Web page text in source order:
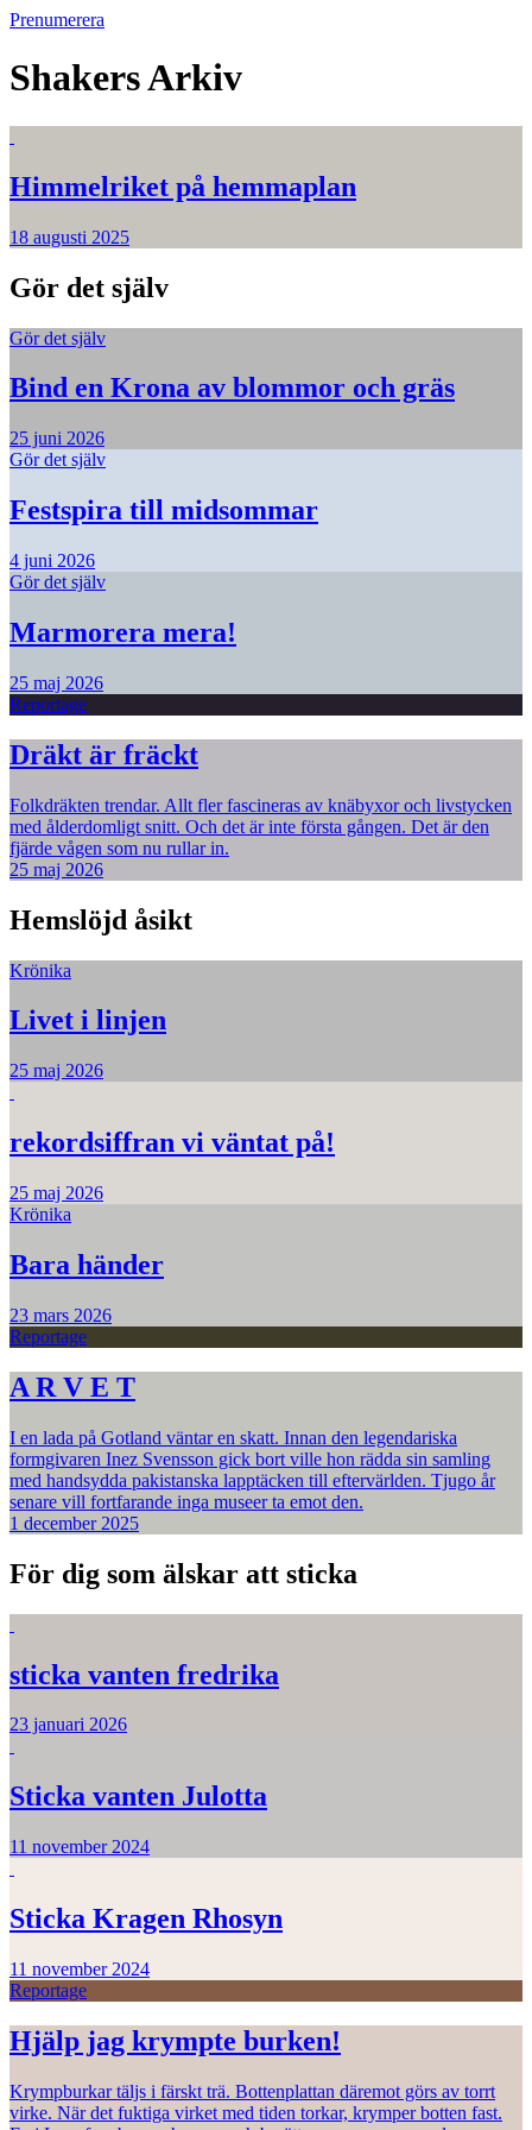
Prenumerera
ShakersArkiv
Himmelriket på hemmaplan
18 augusti 2025
Gör det själv
Gör det själv
Bind en Krona av blommor och gräs
25 juni 2026
Gör det själv
Festspira till midsommar
4 juni 2026
Gör det själv
Marmorera mera!
25 maj 2026
Reportage
Dräkt är fräckt
Folkdräkten trendar. Allt fler fascineras av knäbyxor och livstycken
med ålderdomligt snitt. Och det är inte första gången. Det är den
fjärde vågen som nu rullar in.
25 maj 2026
Hemslöjd åsikt
Krönika
Livet i linjen
25 maj 2026
rekordsiffran vi väntat på!
25 maj 2026
Krönika
Bara händer
23 mars 2026
Reportage
A R V E T
I en lada på Gotland väntar en skatt. Innan den legendariska
formgivaren Inez Svensson gick bort ville hon rädda sin samling
med handsydda pakistanska lapptäcken till eftervärlden. Tjugo år
senare vill fortfarande inga museer ta emot den.
1 december 2025
För dig som älskar att sticka
sticka vanten fredrika
23 januari 2026
Sticka vanten Julotta
11 november 2024
Sticka Kragen Rhosyn
11 november 2024
Reportage
Hjälp jag krympte burken!
Krympburkar täljs i färskt trä. Bottenplattan däremot görs av torrt
virke. När det fuktiga virket med tiden torkar, krymper botten fast.